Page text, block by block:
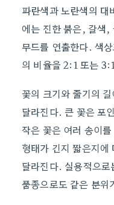
파란색과 노란색의
에는 진한 붉은, 갈색,
무드를 연출한다. 색
의 비율을 2:1 또는
꽃의 크기와 줄기의
달라진다. 큰 꽃은 포
작은 꽃은 여러 송이
형태가 긴지 짧은지
달라진다. 실용적으
품종으로도 같은 분위